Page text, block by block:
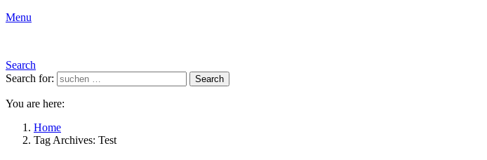
Menu
Search
Search for:
Search
You are here:
Home
Tag Archives: Test